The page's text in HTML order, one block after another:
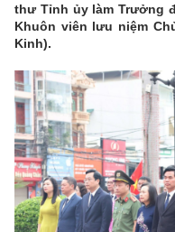
thư Tỉnh ủy làm Trưởng
Khuôn viên lưu niệm
Kinh).